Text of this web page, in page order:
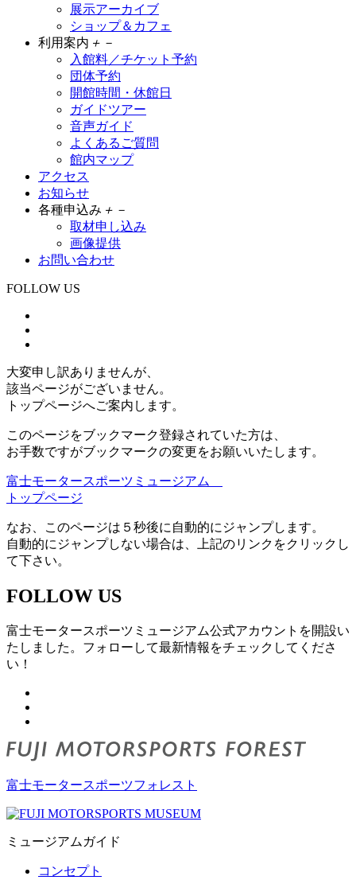
展示アーカイブ
ショップ＆カフェ
利用案内 ＋ －
入館料／チケット予約
団体予約
開館時間・休館日
ガイドツアー
音声ガイド
よくあるご質問
館内マップ
アクセス
お知らせ
各種申込み ＋ －
取材申し込み
画像提供
お問い合わせ
FOLLOW US
大変申し訳ありませんが、
該当ページがございません。
トップページへご案内します。
このページをブックマーク登録されていた方は、
お手数ですがブックマークの変更をお願いいたします。
富士モータースポーツミュージアム
トップページ
なお、このページは５秒後に自動的にジャンプします。
自動的にジャンプしない場合は、上記のリンクをクリックし
て下さい。
FOLLOW US
富士モータースポーツミュージアム公式アカウントを開設い
たしました。フォローして最新情報をチェックしてくださ
い！
富士モータースポーツフォレスト
ミュージアムガイド
コンセプト